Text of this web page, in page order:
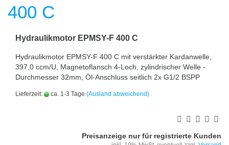
Hydraulikmotor EPMSY-F 400 C
Hydraulikmotor EPMSY-F 400 C mit verstärkter Kardanwelle,
397,0 ccm/U, Magnetoflansch 4-Loch, zylindrischer Welle -
Durchmesser 32mm, Öl-Anschluss seitlich 2x G1/2 BSPP
Lieferzeit: ca. 1-3 Tage (Ausland abweichend)
Preisanzeige nur für registrierte Kunden